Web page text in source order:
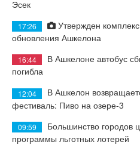
Эсек
17:26
Утвержден
обновления Ашкелона
16:44
В Ашкелоне автобус
погибла
12:04
В Ашкелон
фестиваль: Пиво на озере-3
09:59
Большинство городов
программы льготных лотерей